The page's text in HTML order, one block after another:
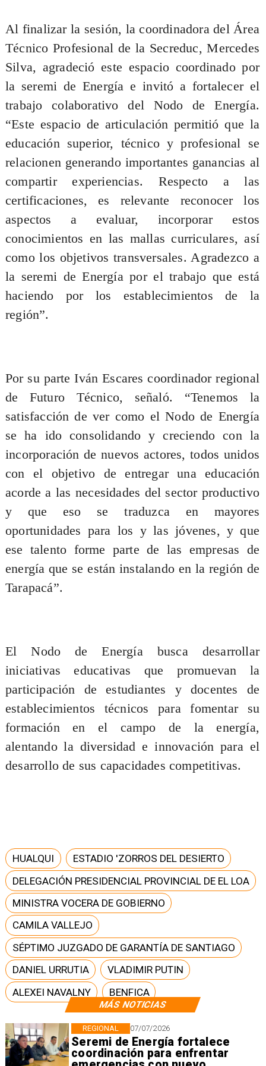
MÁS NOTICIAS
07/07/2026
Seremi de Energía fortalece
coordinación para enfrentar
REGIONAL
Al finalizar la sesión, lacoordinadora del Área
Técnico Profesional de la Secreduc, Mercedes
Silva, agradeció este espacio coordinado por
la seremi de Energía e invitó a fortalecer el
trabajo colaborativo del Nodo de Energía.
“Este espacio de articulación permitió que la
educación superior, técnico y profesional se
relacionen generando importantes ganancias al
compartir experiencias. Respecto a las
certificaciones, es relevante reconocer los
aspectos a evaluar, incorporar estos
conocimientos en las mallas curriculares, así
como los objetivos transversales. Agradezco a
la seremi de Energía por el trabajo que está
haciendo por los establecimientos de la
región”.
Por su parte Iván Escares coordinador regional
de Futuro Técnico, señaló. “Tenemos la
satisfacción de ver como el Nodo de Energía
se ha ido consolidando y creciendo con la
incorporación de nuevos actores, todos unidos
con el objetivo de entregar una educación
acorde a las necesidades del sector productivo
y que eso se traduzca en mayores
oportunidades para los y las jóvenes, y que
ese talento forme parte de las empresas de
energía que se están instalando en la región de
Tarapacá”.
El Nodo de Energía busca desarrollar
iniciativas educativas que promuevan la
participación de estudiantes y docentes de
establecimientos técnicos para fomentar su
formación en el campo de la energía,
alentando la diversidad e innovación para el
desarrollo de sus capacidades competitivas.
HUALQUI
ESTADIO 'ZORROS DEL DESIERTO
DELEGACIÓN PRESIDENCIAL PROVINCIAL DE EL LOA
MINISTRA VOCERA DE GOBIERNO
CAMILA VALLEJO
SÉPTIMO JUZGADO DE GARANTÍA DE SANTIAGO
DANIEL URRUTIA
VLADIMIR PUTIN
ALEXEI NAVALNY
BENFICA